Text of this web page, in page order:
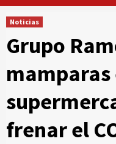
Noticias
Grupo
mamparas
frenar el